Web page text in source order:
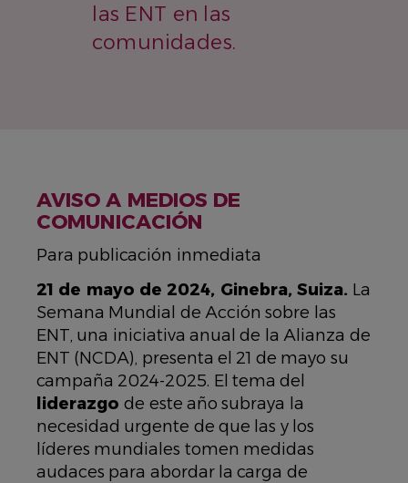
las ENT en las
comunidades.
AVISO A MEDIOS DE
COMUNICACIÓN
Para publicación inmediata
21 de mayo de 2024, Ginebra, Suiza. La
Semana Mundial de Acción sobre las
ENT, una iniciativa anual de la Alianza de
ENT (NCDA), presenta el 21 de mayo su
campaña 2024-2025. El tema del
liderazgode este año subraya la
necesidad urgente de que las y los
líderes mundiales tomen medidas
audaces para abordar la carga de